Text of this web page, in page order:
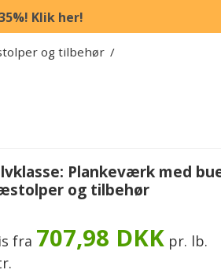
Klik her!
og tilbehør /
Plankeværk med
og tilbehør
fra 707,98 DKK pr. lb.